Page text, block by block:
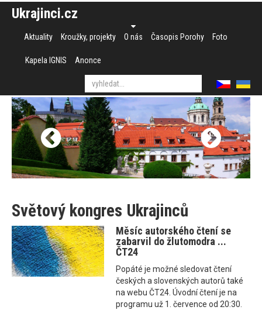
Ukrajinci.cz
Aktuality Kroužky, projekty O nás Časopis Porohy Foto
Kapela IGNIS Anonce
Světový kongres Ukrajinců
Měsíc autorského čtení se
zabarvil do žlutomodra ...
ČT24
Popáté je možné sledovat čtení
českých a slovenských autorů také
na webu ČT24. Úvodní čtení je na
programu už 1. července od 20:30.